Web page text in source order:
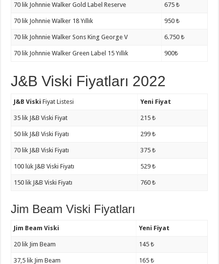
70 lik Johnnie Walker Gold Label Reserve 675 ₺
70 lik Johnnie Walker 18 Yıllık 950 ₺
70 lik Johnnie Walker Sons King George V 6.750 ₺
70 lik Johnnie Walker Green Label 15 Yıllık 900₺
J&B Viski Fiyatları 2022
J&B Viski Fiyat Listesi Yeni Fiyat
35 lik J&B Viski Fiyat 215 ₺
50 lik J&B Viski Fiyatı 299 ₺
70 lik J&B Viski Fiyatı 375 ₺
100 lük J&B Viski Fiyatı 529 ₺
150 lik J&B Viski Fiyatı 760 ₺
Jim Beam Viski Fiyatları
Jim Beam Viski Yeni Fiyat
20 lik Jim Beam 145 ₺
37,5 lik Jim Beam 165 ₺